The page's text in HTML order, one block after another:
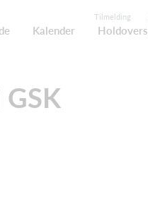
Tilmelding
Kalender